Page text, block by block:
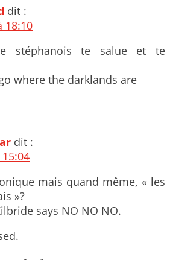
dit :
18:10
stéphanois te salue et te
where the darklands are
dit :
mais quand même, « les
»?
says NO NO NO.